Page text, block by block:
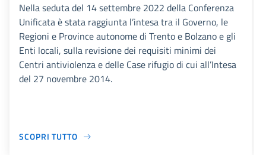
Nella seduta del 14 settembre 2022 della Conferenza
Unificata è stata raggiunta l’intesa tra il Governo, le
Regioni e Province autonome di Trento e Bolzano e gli
Enti locali, sulla revisione dei requisiti minimi dei
Centri antiviolenza e delle Case rifugio di cui all’Intesa
del 27 novembre 2014.
SCOPRI TUTTO